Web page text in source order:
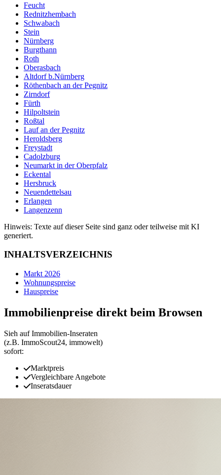
Feucht
Rednitzhembach
Schwabach
Stein
Nürnberg
Burgthann
Roth
Oberasbach
Altdorf b.Nürnberg
Röthenbach an der Pegnitz
Zirndorf
Fürth
Hilpoltstein
Roßtal
Lauf an der Pegnitz
Heroldsberg
Freystadt
Cadolzburg
Neumarkt in der Oberpfalz
Eckental
Hersbruck
Neuendettelsau
Erlangen
Langenzenn
Hinweis: Texte auf dieser Seite sind ganz oder teilweise mit KI
generiert.
INHALTSVERZEICHNIS
Markt 2026
Wohnungspreise
Hauspreise
Immobilienpreise direkt beim Browsen
Sieh auf Immobilien‑Inseraten
(z.B. ImmoScout24, immowelt)
sofort:
Marktpreis
Vergleichbare Angebote
Inseratsdauer